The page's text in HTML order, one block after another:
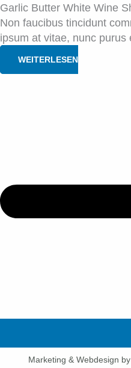
Garlic Butter White Wine
Non faucibus tincidunt
ipsum at vitae, nunc
WEITERLESEN
Marketing & Webdesign